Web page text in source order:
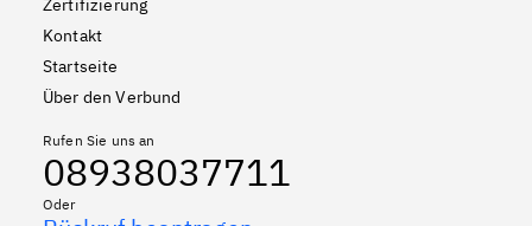
Kontakt
Startseite
Über den Verbund
Rufen Sie uns an
08938037711
Oder